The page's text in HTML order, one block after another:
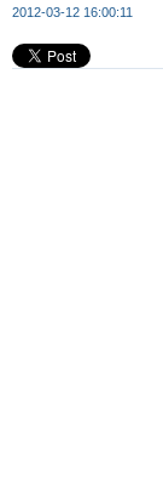
2012-03-12 16:00:11